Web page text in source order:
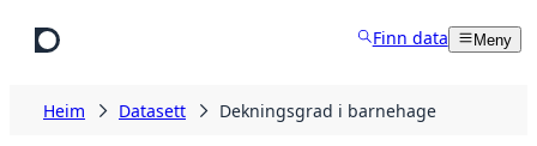
Finn data Meny
Heim Datasett Dekningsgrad i barnehage